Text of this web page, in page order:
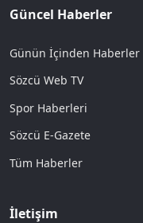
Güncel Haberler
Günün İçinden Haberler
Sözcü Web TV
Spor Haberleri
Sözcü E-Gazete
Tüm Haberler
İletişim